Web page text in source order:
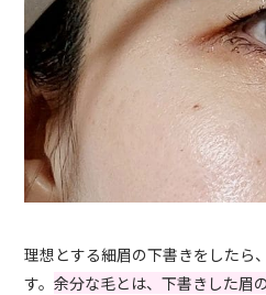
理想とする細眉の下書きをしたら
す。余分な毛とは、下書きした眉